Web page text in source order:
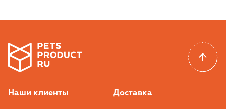
Наши клиенты Доставка